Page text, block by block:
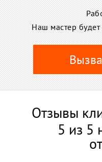
Наш мастер будет
Отзывы
5 из 5